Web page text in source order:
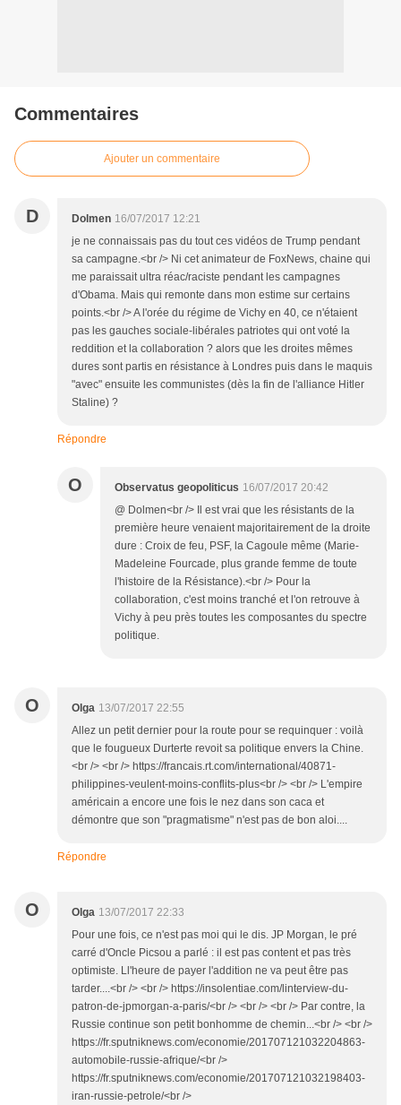
Commentaires
Ajouter un commentaire
D Dolmen 16/07/2017 12:21
je ne connaissais pas du tout ces vidéos de Trump pendant
sa campagne.<br /> Ni cet animateur de FoxNews, chaine qui
me paraissait ultra réac/raciste pendant les campagnes
d'Obama. Mais qui remonte dans mon estime sur certains
points.<br /> A l'orée du régime de Vichy en 40, ce n'étaient
pas les gauches sociale-libérales patriotes qui ont voté la
reddition et la collaboration ? alors que les droites mêmes
dures sont partis en résistance à Londres puis dans le maquis
"avec" ensuite les communistes (dès la fin de l'alliance Hitler
Staline) ?
Répondre
O Observatus geopoliticus 16/07/2017 20:42
@ Dolmen<br /> Il est vrai que les résistants de la
première heure venaient majoritairement de la droite
dure : Croix de feu, PSF, la Cagoule même (Marie-
Madeleine Fourcade, plus grande femme de toute
l'histoire de la Résistance).<br /> Pour la
collaboration, c'est moins tranché et l'on retrouve à
Vichy à peu près toutes les composantes du spectre
politique.
O Olga 13/07/2017 22:55
Allez un petit dernier pour la route pour se requinquer : voilà
que le fougueux Durterte revoit sa politique envers la Chine.
<br /> <br /> https://francais.rt.com/international/40871-
philippines-veulent-moins-conflits-plus<br /> <br /> L'empire
américain a encore une fois le nez dans son caca et
démontre que son "pragmatisme" n'est pas de bon aloi....
Répondre
O Olga 13/07/2017 22:33
Pour une fois, ce n'est pas moi qui le dis. JP Morgan, le pré
carré d'Oncle Picsou a parlé : il est pas content et pas très
optimiste. Ll'heure de payer l'addition ne va peut être pas
tarder....<br /> <br /> https://insolentiae.com/linterview-du-
patron-de-jpmorgan-a-paris/<br /> <br /> <br /> Par contre, la
Russie continue son petit bonhomme de chemin...<br /> <br />
https://fr.sputniknews.com/economie/201707121032204863-
automobile-russie-afrique/<br />
https://fr.sputniknews.com/economie/201707121032198403-
iran-russie-petrole/<br />